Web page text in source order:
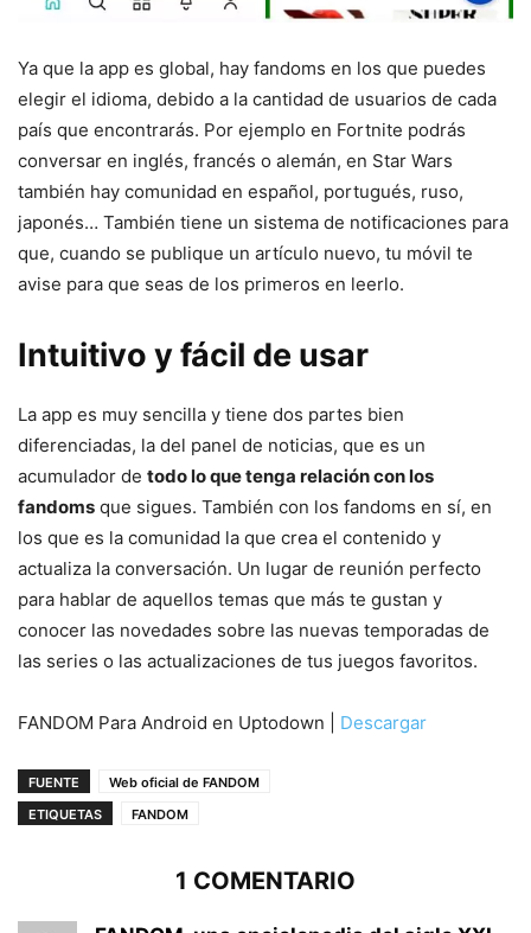
Ya que la app es global, hay fandoms en los que puedes
elegir el idioma, debido a la cantidad de usuarios de cada
país que encontrarás. Por ejemplo en Fortnite podrás
conversar en inglés, francés o alemán, en Star Wars
también hay comunidad en español, portugués, ruso,
japonés… También tiene un sistema de notificaciones para
que, cuando se publique un artículo nuevo, tu móvil te
avise para que seas de los primeros en leerlo.
Intuitivo y fácil de usar
La app es muy sencilla y tiene dos partes bien
diferenciadas, la del panel de noticias, que es un
acumulador de todo lo que tenga relación con los
fandoms que sigues. También con los fandoms en sí, en
los que es la comunidad la que crea el contenido y
actualiza la conversación. Un lugar de reunión perfecto
para hablar de aquellos temas que más te gustan y
conocer las novedades sobre las nuevas temporadas de
las series o las actualizaciones de tus juegos favoritos.
FANDOM Para Android en Uptodown | Descargar
FUENTE
Web oficial de FANDOM
ETIQUETAS
FANDOM
1 COMENTARIO